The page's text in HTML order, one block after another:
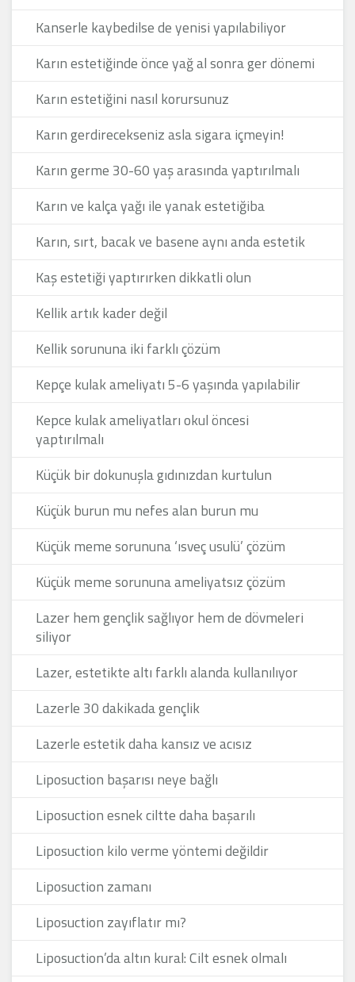
Kanserle kaybedilse de yenisi yapılabiliyor
Karın estetiğinde önce yağ al sonra ger dönemi
Karın estetiğini nasıl korursunuz
Karın gerdirecekseniz asla sigara içmeyin!
Karın germe 30-60 yaş arasında yaptırılmalı
Karın ve kalça yağı ile yanak estetiğiba
Karın, sırt, bacak ve basene aynı anda estetik
Kaş estetiği yaptırırken dikkatli olun
Kellik artık kader değil
Kellik sorununa iki farklı çözüm
Kepçe kulak ameliyatı 5-6 yaşında yapılabilir
Kepce kulak ameliyatları okul öncesi
yaptırılmalı
Küçük bir dokunuşla gıdınızdan kurtulun
Küçük burun mu nefes alan burun mu
Küçük meme sorununa ‘ısveç usulü’ çözüm
Küçük meme sorununa ameliyatsız çözüm
Lazer hem gençlik sağlıyor hem de dövmeleri
siliyor
Lazer, estetikte altı farklı alanda kullanılıyor
Lazerle 30 dakikada gençlik
Lazerle estetik daha kansız ve acısız
Liposuction başarısı neye bağlı
Liposuction esnek ciltte daha başarılı
Liposuction kilo verme yöntemi değildir
Liposuction zamanı
Liposuction zayıflatır mı?
Liposuction’da altın kural: Cilt esnek olmalı